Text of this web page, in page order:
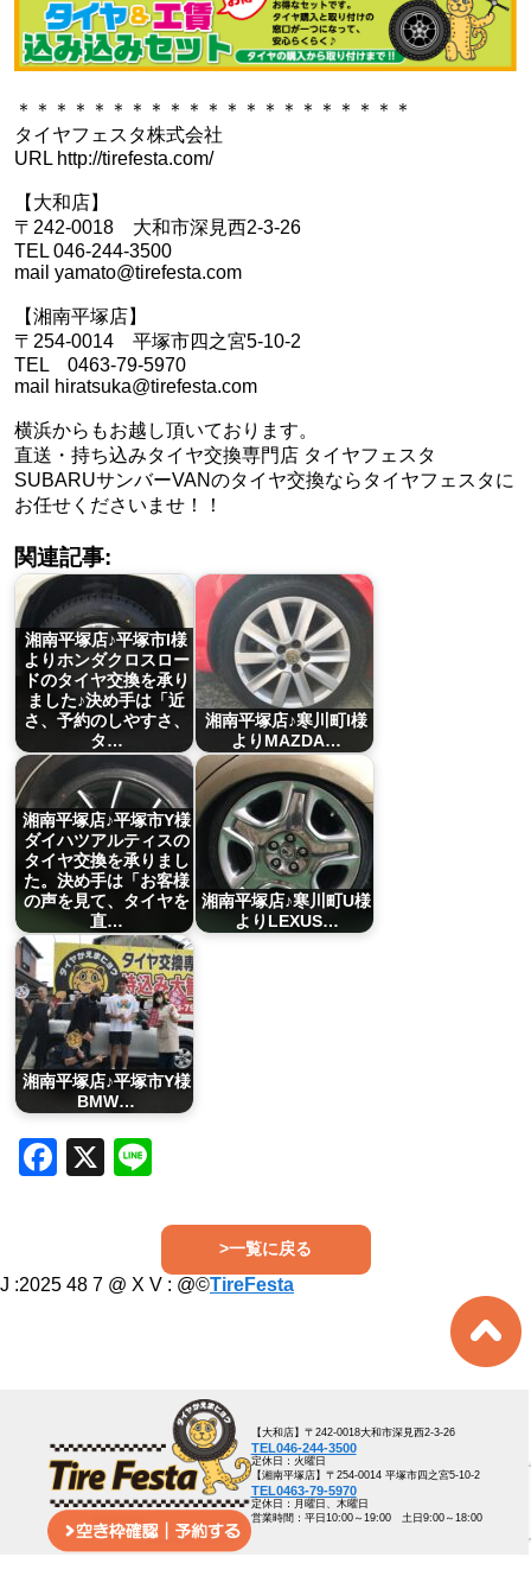
＊＊＊＊＊＊＊＊＊＊＊＊＊＊＊＊＊＊＊＊＊
タイヤフェスタ株式会社
URL http://tirefesta.com/
【大和店】
〒242-0018 大和市深見西2-3-26
TEL 046-244-3500
mail yamato@tirefesta.com
【湘南平塚店】
〒254-0014 平塚市四之宮5-10-2
TEL 0463-79-5970
mail hiratsuka@tirefesta.com
横浜からもお越し頂いております。
直送・持ち込みタイヤ交換専門店 タイヤフェスタ
SUBARUサンバーVANのタイヤ交換ならタイヤフェスタに
お任せくださいませ！！
関連記事:
湘南平塚店♪平塚市I様
よりホンダクロスロー
ドのタイヤ交換を承り
ました♪決め手は「近
さ、予約のしやすさ、
タ…
湘南平塚店♪寒川町I様
よりMAZDA…
湘南平塚店♪平塚市Y様
ダイハツアルティスの
タイヤ交換を承りまし
た。決め手は「お客様
の声を見て、タイヤを
直…
湘南平塚店♪寒川町U様
よりLEXUS…
湘南平塚店♪平塚市Y様
BMW…
Facebook
X
>一覧に戻る
J :2025 48 7 @ X V : @©TireFesta
【大和店】〒242-0018大和市深見西2-3-26
TEL046-244-3500
定休日：火曜日
【湘南平塚店】〒254-0014 平塚市四之宮5-10-2
TEL0463-79-5970
定休日：月曜日、木曜日
営業時間：平日10:00～19:00 土日9:00～18:00